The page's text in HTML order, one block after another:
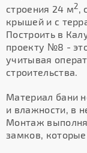
строения 24 м2,
крышей и с
Построить в
проекту №8 -
учитывая
строительства.
Материал бани
и влажности, в
Монтаж
замков,